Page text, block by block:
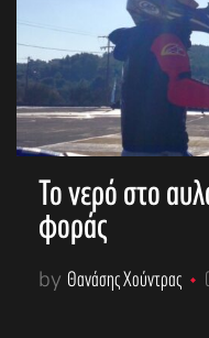
Το νερό στο
φοράς
by Θανάσης Χούντρας